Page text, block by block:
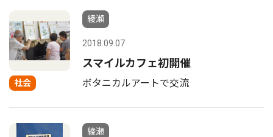
社会
綾瀬
2018.09.07
スマイルカフェ初開催
ボタニカルアートで交流
綾瀬